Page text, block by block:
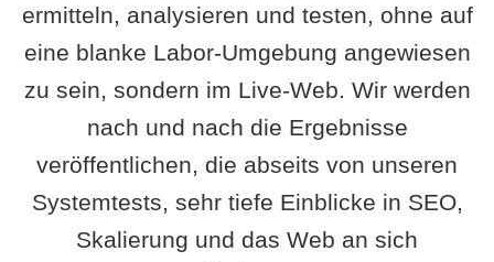
ermitteln, analysieren und testen, ohne auf
eine blanke Labor-Umgebung angewiesen
zu sein, sondern im Live-Web. Wir werden
nach und nach die Ergebnisse
veröffentlichen, die abseits von unseren
Systemtests, sehr tiefe Einblicke in SEO,
Skalierung und das Web an sich